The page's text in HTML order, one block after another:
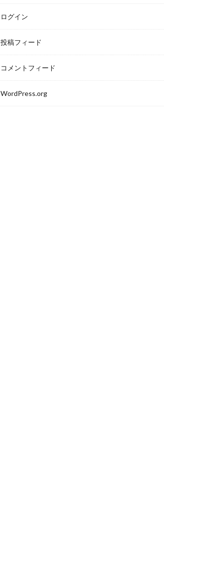
ログイン
投稿フィード
コメントフィード
WordPress.org